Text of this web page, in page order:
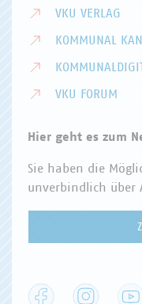
VKU VERLAG
KOMMUNAL
VKU FORUM
Hier geht es zum
Sie haben die
unverbindlich über
Facebook Instagram